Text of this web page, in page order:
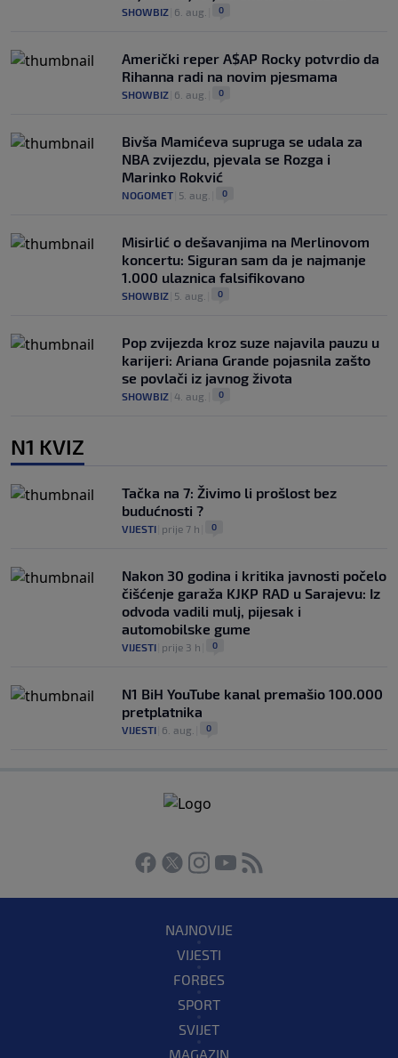
SHOWBIZ 6. aug. 0
Američki reper A$AP Rocky potvrdio da
Rihanna radi na novim pjesmama
SHOWBIZ 6. aug. 0
Bivša Mamićeva supruga se udala za
NBA zvijezdu, pjevala se Rozga i
Marinko Rokvić
NOGOMET 5. aug. 0
Misirlić o dešavanjima na Merlinovom
koncertu: Siguran sam da je najmanje
1.000 ulaznica falsifikovano
SHOWBIZ 5. aug. 0
Pop zvijezda kroz suze najavila pauzu u
karijeri: Ariana Grande pojasnila zašto
se povlači iz javnog života
SHOWBIZ 4. aug. 0
N1 KVIZ
Tačka na 7: Živimo li prošlost bez
budućnosti ?
VIJESTI prije 7 h 0
Nakon 30 godina i kritika javnosti počelo
čišćenje garaža KJKP RAD u Sarajevu: Iz
odvoda vadili mulj, pijesak i
automobilske gume
VIJESTI prije 3 h 0
N1 BiH YouTube kanal premašio 100.000
pretplatnika
VIJESTI 6. aug. 0
NAJNOVIJE
VIJESTI
FORBES
SPORT
SVIJET
MAGAZIN